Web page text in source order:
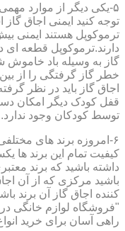
۵-یکی دیگر از موارد
توجه کنید ایمنی اجاق
ترموکوپل هستند ایمنی
دارند.ترموکوپل قطعه
گاز به وسیله باد خاموش
خطر گاز گرفتگی را از
اجاق گاز باید در نظر
قفل کودک دیگر امکان
توسط کودکان وجود ندارد.
۶-امروزه برند های
کیفیت تمام این برند ها
داشته باشید که برند
باشید مرکزی که از آن
کننده اجاق گاز آن برند
"فروشگاه لوازم خانگی
راهی آسان برای خرید